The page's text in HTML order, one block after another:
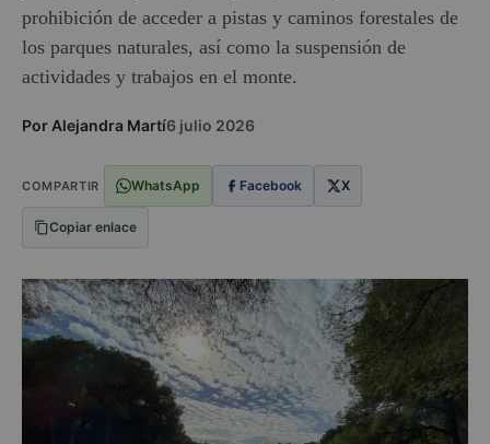
prohibición de acceder a pistas y caminos forestales de
los parques naturales, así como la suspensión de
actividades y trabajos en el monte.
Por Alejandra Martí6 julio 2026
COMPARTIR WhatsApp Facebook X
Copiar enlace